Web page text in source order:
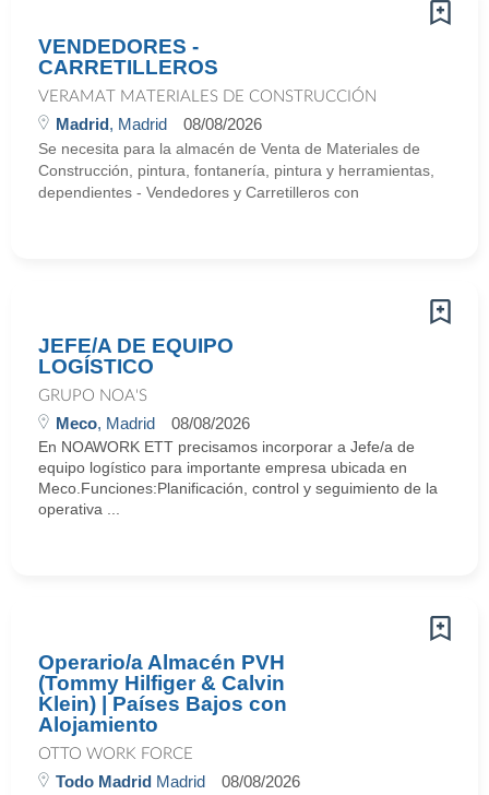
VENDEDORES -
CARRETILLEROS
VERAMAT MATERIALES DE CONSTRUCCIÓN
Madrid, Madrid 08/08/2026
Se necesita para la almacén de Venta de Materiales de
Construcción, pintura, fontanería, pintura y herramientas,
dependientes - Vendedores y Carretilleros con
JEFE/A DE EQUIPO
LOGÍSTICO
GRUPO NOA'S
Meco, Madrid 08/08/2026
En NOAWORK ETT precisamos incorporar a Jefe/a de
equipo logístico para importante empresa ubicada en
Meco.Funciones:Planificación, control y seguimiento de la
operativa ...
Operario/a Almacén PVH
(Tommy Hilfiger & Calvin
Klein) | Países Bajos con
Alojamiento
OTTO WORK FORCE
Todo Madrid Madrid 08/08/2026